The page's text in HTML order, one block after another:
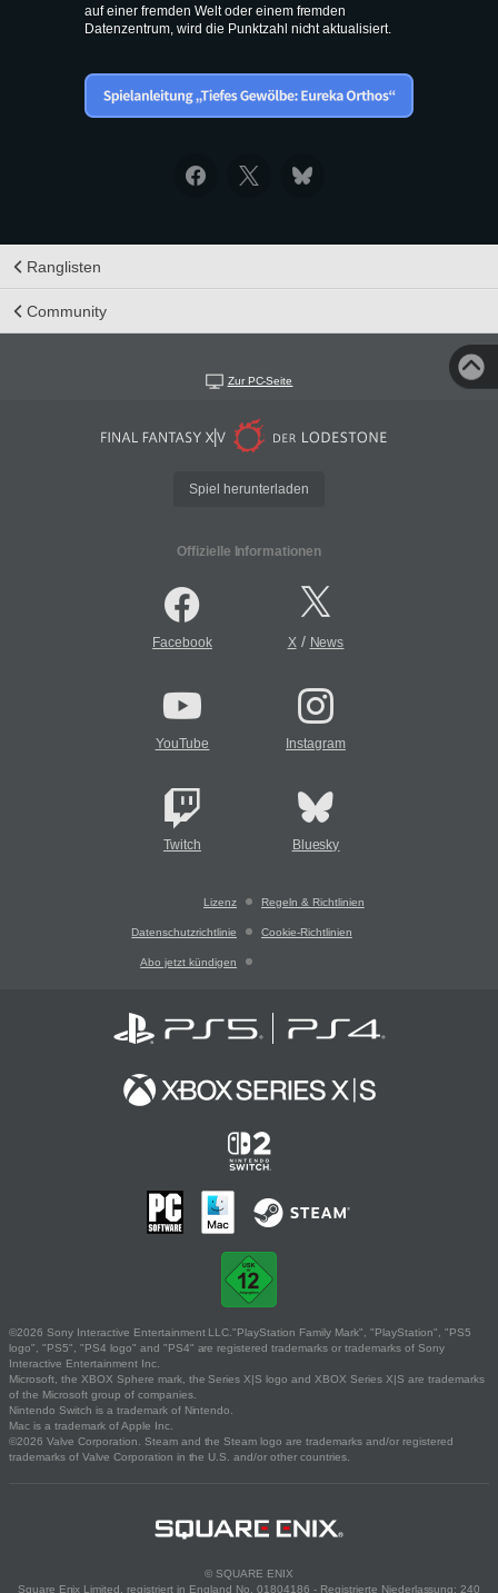
auf einer fremden Welt oder einem fremden
Datenzentrum, wird die Punktzahl nicht aktualisiert.
Ranglisten
Community
Zur PC-Seite
Spiel herunterladen
Offizielle Informationen
Facebook X/ News
YouTube Instagram
Twitch Bluesky
Lizenz Regeln & Richtlinien
Datenschutzrichtlinie Cookie-Richtlinien
Abo jetzt kündigen
©2026 Sony Interactive Entertainment LLC."PlayStation Family Mark", "PlayStation", "PS5
logo", "PS5", "PS4 logo" and "PS4" are registered trademarks or trademarks of Sony
Interactive Entertainment Inc.
Microsoft, the XBOX Sphere mark, the Series X|S logo and XBOX Series X|S are trademarks
of the Microsoft group of companies.
Nintendo Switch is a trademark of Nintendo.
Mac is a trademark of Apple Inc.
©2026 Valve Corporation. Steam and the Steam logo are trademarks and/or registered
trademarks of Valve Corporation in the U.S. and/or other countries.
© SQUARE ENIX
Square Enix Limited, registriert in England No. 01804186 - Registrierte Niederlassung: 240